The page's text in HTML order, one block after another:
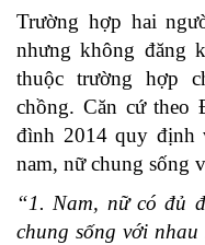
Trường hợp hai
nhưng không đăng
thuộc trường hợp
chồng. Căn cứ theo
đình 2014 quy định
nam, nữ chung sống
“1. Nam, nữ có đủ
chung sống với